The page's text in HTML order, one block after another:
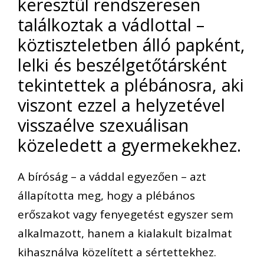
találkoztak a vádlottal –
köztiszteletben álló papként,
lelki és beszélgetőtársként
tekintettek a plébánosra, aki
viszont ezzel a helyzetével
visszaélve szexuálisan
közeledett a gyermekekhez.
A bíróság – a váddal egyezően – azt
állapította meg, hogy a plébános
erőszakot vagy fenyegetést egyszer sem
alkalmazott, hanem a kialakult bizalmat
kihasználva közelített a sértettekhez.